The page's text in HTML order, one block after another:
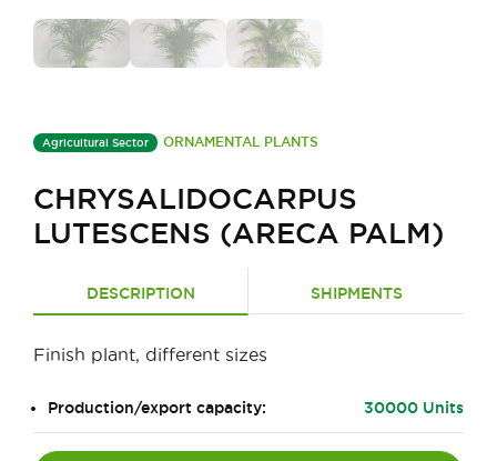
Agricultural Sector ORNAMENTAL PLANTS
CHRYSALIDOCARPUS
LUTESCENS (ARECA PALM)
DESCRIPTION SHIPMENTS
Finish plant, different sizes
Production/export capacity: 30000 Units